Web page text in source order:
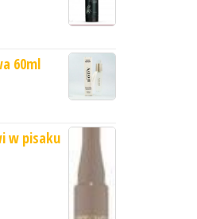
60ml
w pisaku